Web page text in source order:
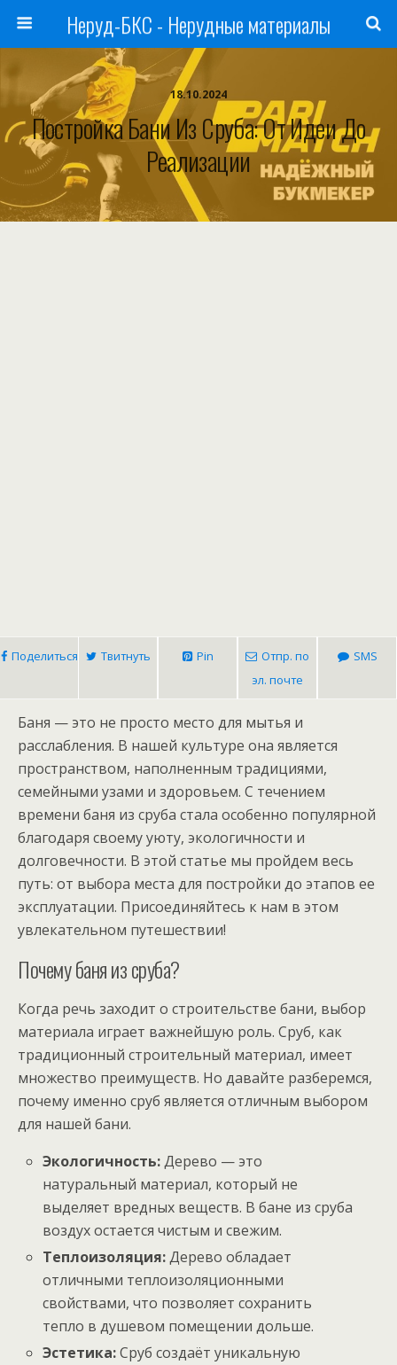
Неруд-БКС - Нерудные материалы
18.10.2024
Постройка Бани Из Сруба: От Идеи До
Реализации
Поделиться Твитнуть Pin
Отпр. по
эл. почте
SMS
Баня — это не просто место для мытья и
расслабления. В нашей культуре она является
пространством, наполненным традициями,
семейными узами и здоровьем. С течением
времени баня из сруба стала особенно популярной
благодаря своему уюту, экологичности и
долговечности. В этой статье мы пройдем весь
путь: от выбора места для постройки до этапов ее
эксплуатации. Присоединяйтесь к нам в этом
увлекательном путешествии!
Почему баня из сруба?
Когда речь заходит о строительстве бани, выбор
материала играет важнейшую роль. Сруб, как
традиционный строительный материал, имеет
множество преимуществ. Но давайте разберемся,
почему именно сруб является отличным выбором
для нашей бани.
Экологичность:Дерево — это
натуральный материал, который не
выделяет вредных веществ. В бане из сруба
воздух остается чистым и свежим.
Теплоизоляция:Дерево обладает
отличными теплоизоляционными
свойствами, что позволяет сохранить
тепло в душевом помещении дольше.
Эстетика:Сруб создаёт уникальную